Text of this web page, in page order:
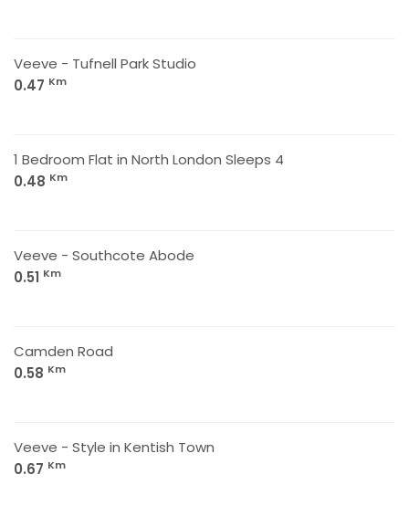
Veeve - Tufnell Park Studio
0.47 Km
1 Bedroom Flat in North London Sleeps 4
0.48 Km
Veeve - Southcote Abode
0.51 Km
Camden Road
0.58 Km
Veeve - Style in Kentish Town
0.67 Km